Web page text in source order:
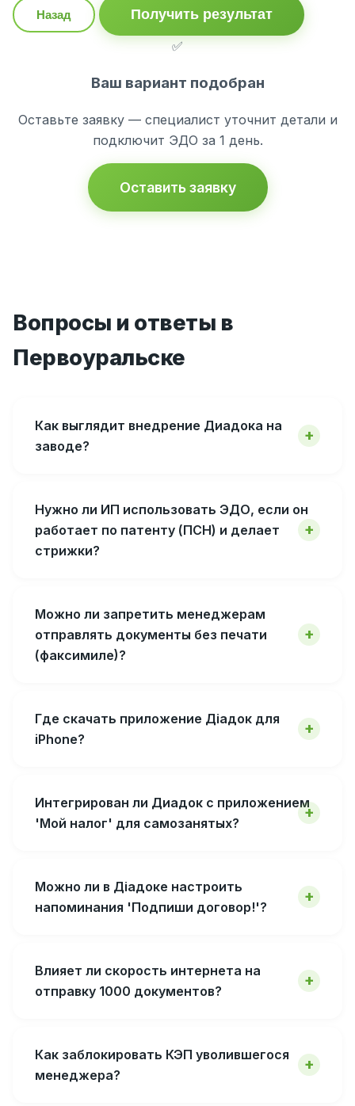
Назад
Получить результат
✅
Ваш вариант подобран
Оставьте заявку — специалист уточнит детали и
подключит ЭДО за 1 день.
Оставить заявку
Вопросы и ответы в
Первоуральске
Как выглядит внедрение Диадока на
заводе?
Нужно ли ИП использовать ЭДО, если он
работает по патенту (ПСН) и делает
стрижки?
Можно ли запретить менеджерам
отправлять документы без печати
(факсимиле)?
Где скачать приложение Діадок для
iPhone?
Интегрирован ли Диадок с приложением
'Мой налог' для самозанятых?
Можно ли в Діадоке настроить
напоминания 'Подпиши договор!'?
Влияет ли скорость интернета на
отправку 1000 документов?
Как заблокировать КЭП уволившегося
менеджера?